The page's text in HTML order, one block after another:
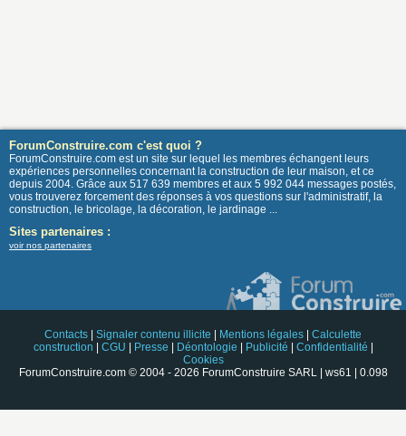
ForumConstruire.com c'est quoi ?
ForumConstruire.com est un site sur lequel les membres échangent leurs
expériences personnelles concernant la construction de leur maison, et ce
depuis 2004. Grâce aux 517 639 membres et aux 5 992 044 messages postés,
vous trouverez forcement des réponses à vos questions sur l'administratif, la
construction, le bricolage, la décoration, le jardinage ...
Sites partenaires :
voir nos partenaires
Contacts Signaler contenu illicite Mentions légales
Calculette
construction
CGU Presse Déontologie Publicité Confidentialité
Cookies
ForumConstruire.com © 2004 - 2026 ForumConstruire SARL | ws61 | 0.098